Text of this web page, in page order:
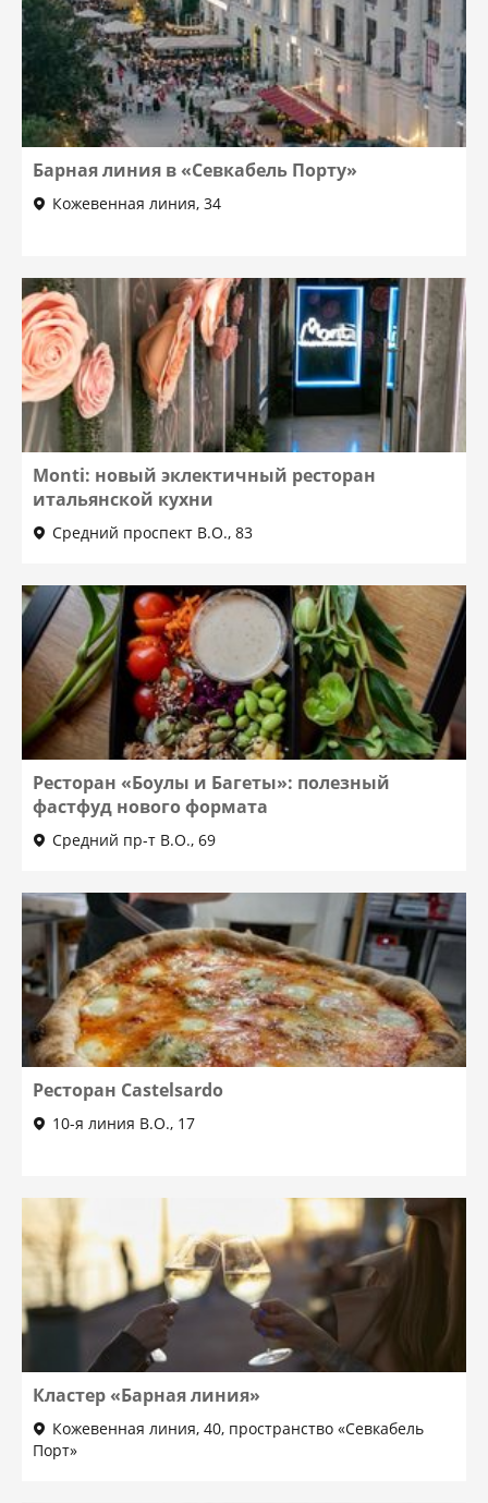
Барная линия в «Севкабель Порту»
Кожевенная линия, 34
Monti: новый эклектичный ресторан
итальянской кухни
Средний проспект В.О., 83
Ресторан «Боулы и Багеты»: полезный
фастфуд нового формата
Средний пр-т В.О., 69
Ресторан Castelsardo
10-я линия В.О., 17
Кластер «Барная линия»
Кожевенная линия, 40, пространство «Севкабель
Порт»